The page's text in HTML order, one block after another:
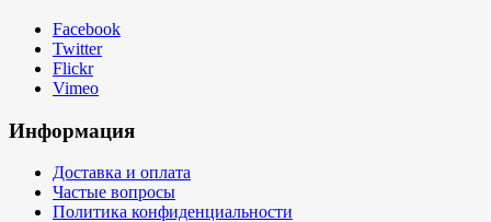
Facebook
Twitter
Flickr
Vimeo
Информация
Доставка и оплата
Частые вопросы
Политика конфиденциальности